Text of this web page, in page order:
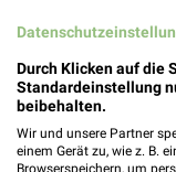
Durch Klicken auf die
Standardeinstellung
beibehalten.
Wir und unsere Partner
einem Gerät zu, wie z. B.
Browserspeichern, um